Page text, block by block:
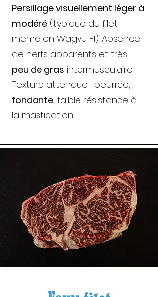
Persillage visuellement léger à
modéré (typique du filet,
même en Wagyu F1). Absence
de nerfs apparents et très
peu de gras intermusculaire.
Texture attendue : beurrée,
fondante, faible résistance à
la mastication.